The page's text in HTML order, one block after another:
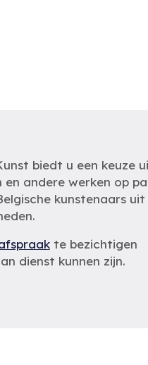
biedt u een keuze
en andere werken op
kunstenaars uit
te bezichtigen
dienst kunnen zijn.